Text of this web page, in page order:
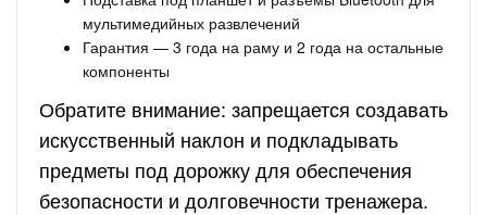
мультимедийных развлечений
Гарантия — 3 года на раму и 2 года на остальные
компоненты
Обратите внимание: запрещается создавать
искусственный наклон и подкладывать
предметы под дорожку для обеспечения
безопасности и долговечности тренажера.